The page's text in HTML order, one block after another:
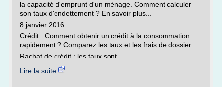
la capacité d'emprunt d'un ménage. Comment calculer
son taux d'endettement ? En savoir plus...
8 janvier 2016
Crédit : Comment obtenir un crédit à la consommation
rapidement ? Comparez les taux et les frais de dossier.
Rachat de crédit : les taux sont...
Lire la suite